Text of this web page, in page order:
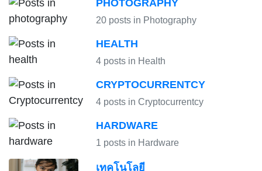
PHOTOGRAPHY
20 posts in Photography
HEALTH
4 posts in Health
CRYPTOCURRENTCY
4 posts in Cryptocurrentcy
HARDWARE
1 posts in Hardware
เทคโนโลยี